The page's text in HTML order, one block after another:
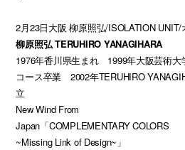
2月23日大阪 柳原照弘/ISOLATION
柳原照弘 TERUHIRO YANAGIHARA
1976年香川県生まれ 1999年大阪芸術大
コース卒業 2002年TERUHIRO
立
New Wind From
Japan「COMPLEMENTARY COLORS
~Missing Link of Design~」